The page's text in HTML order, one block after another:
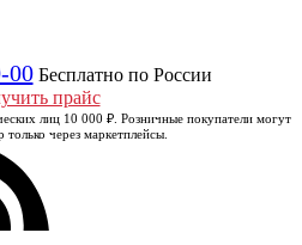
00 Бесплатно по России
прайс
лиц 10 000 ₽. Розничные покупатели могут
только через маркетплейсы.